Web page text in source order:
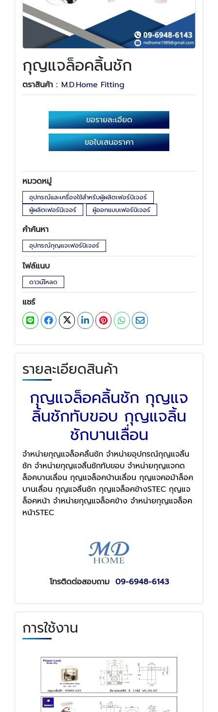
กุญแจล็อคลิ้นชัก
ตราสินค้า : M.D.Home Fitting
ขอรายละเอียด
ขอใบเสนอราคา
หมวดหมู่
อุปกรณ์และเครื่องใช้สำหรับผู้ผลิตเฟอร์นิเจอร์
ผู้ผลิตเฟอร์นิเจอร์
ผู้ออกแบบเฟอร์นิเจอร์
คำค้นหา
อุปกรณ์กุญแจเฟอร์นิเจอร์
ไฟล์แนบ
ดาวน์โหลด
แชร์
รายละเอียดสินค้า
กุญแจล็อคลิ้นชัก กุญแจ
ลิ้นชักทับขอบ กุญแจลิ้น
ชักบานเลื่อน
จำหน่ายกุญแจล็อคลิ้นชัก จำหน่ายอุปกรณ์กุญแจลิ้น
ชัก จำหน่ายกุญแจลิ้นชักทับขอบ จำหน่ายกุญแจกด
ล็อคบานเลื่อน กุญแจล็อคบ้านเลื่อน กุญแจคอม้าล็อค
บานเลื่อน กุญแจลิ้นชัก กุญแจล็อคข้างSTEC กุญแจ
ล็อคหน้า จำหน่ายกุญแจล็อคข้าง จำหน่ายกุญแจล็อค
หน้าSTEC
โทรติดต่อสอบถาม 09-6948-6143
การใช้งาน